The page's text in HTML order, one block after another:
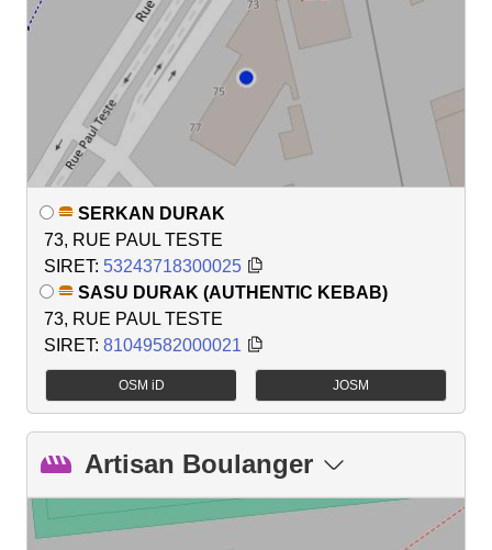
SERKAN DURAK
73, RUE PAUL TESTE
SIRET: 53243718300025
SASU DURAK (AUTHENTIC KEBAB)
73, RUE PAUL TESTE
SIRET: 81049582000021
OSM iD JOSM
Artisan Boulanger